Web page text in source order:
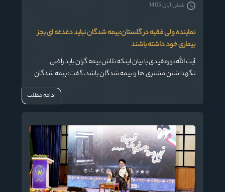
نماینده ولی فقیه در گلستان:بیمه شدگان نباید دغدغه ای بجز
بیماری خود داشته باشند
آیت الله نورمفیدی با بیان اینکه تلاش بیمه گران باید راضی
نگهداشتن مشتری ها و بیمه شدگان باشد، گفت: بیمه شدگان
باید از قرارداد بیمه ای خود راضی باشند و هیچ دغدغه ای بجز
شش آبان 1405
ادامه مطلب